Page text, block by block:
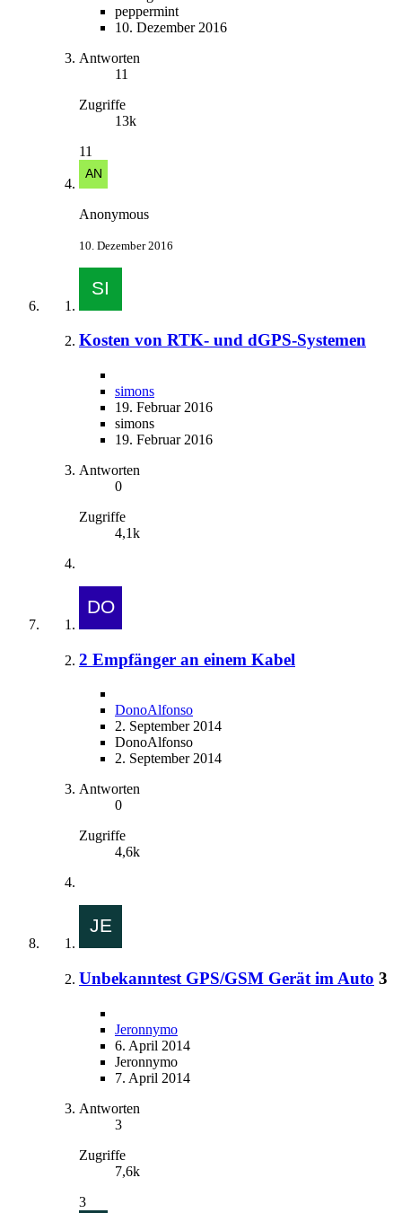
peppermint
10. Dezember 2016
Antworten
11
Zugriffe
13k
11
Anonymous
10. Dezember 2016
Kosten von RTK- und dGPS-Systemen
simons
19. Februar 2016
simons
19. Februar 2016
Antworten
0
Zugriffe
4,1k
2 Empfänger an einem Kabel
DonoAlfonso
2. September 2014
DonoAlfonso
2. September 2014
Antworten
0
Zugriffe
4,6k
Unbekanntest GPS/GSM Gerät im Auto 3
Jeronnymo
6. April 2014
Jeronnymo
7. April 2014
Antworten
3
Zugriffe
7,6k
3